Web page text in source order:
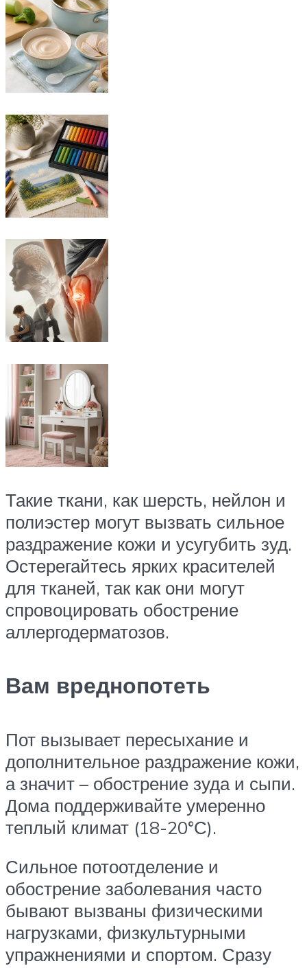
Такие ткани, как шерсть, нейлон и
полиэстер могут вызвать сильное
раздражение кожи и усугубить зуд.
Остерегайтесь ярких красителей
для тканей, так как они могут
спровоцировать обострение
аллергодерматозов.
Вам вреднопотеть
Пот вызывает пересыхание и
дополнительное раздражение кожи,
а значит – обострение зуда и сыпи.
Дома поддерживайте умеренно
теплый климат (18-20°С).
Сильное потоотделение и
обострение заболевания часто
бывают вызваны физическими
нагрузками, физкультурными
упражнениями и спортом. Сразу